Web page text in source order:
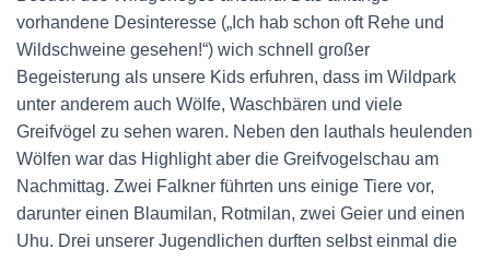
vorhandene Desinteresse („Ich hab schon oft Rehe und
Wildschweine gesehen!“) wich schnell großer
Begeisterung als unsere Kids erfuhren, dass im Wildpark
unter anderem auch Wölfe, Waschbären und viele
Greifvögel zu sehen waren. Neben den lauthals heulenden
Wölfen war das Highlight aber die Greifvogelschau am
Nachmittag. Zwei Falkner führten uns einige Tiere vor,
darunter einen Blaumilan, Rotmilan, zwei Geier und einen
Uhu. Drei unserer Jugendlichen durften selbst einmal die